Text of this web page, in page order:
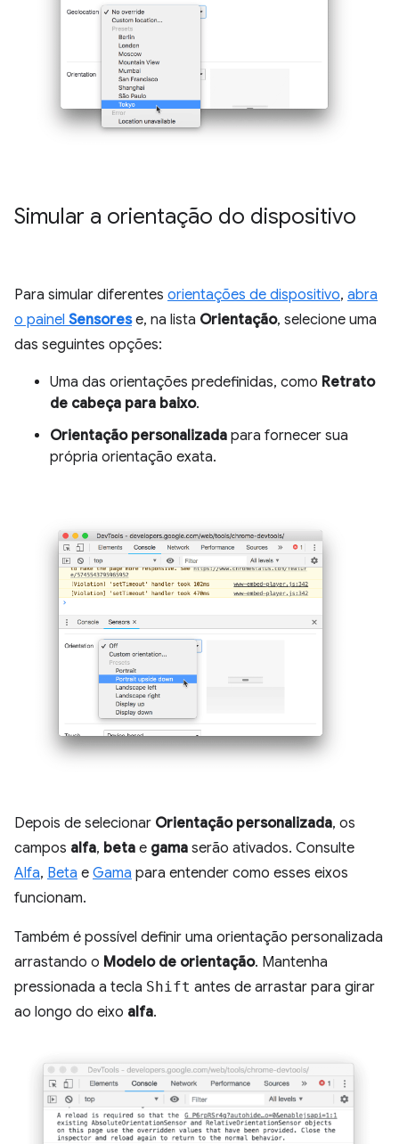
Simular a orientação do dispositivo
Para simular diferentes orientações de dispositivo, abra
o painel Sensorese, na lista Orientação, selecione uma
das seguintes opções:
Uma das orientações predefinidas, como Retrato
de cabeça para baixo.
Orientação personalizada para fornecer sua
própria orientação exata.
Depois de selecionar Orientação personalizada, os
campos alfa, beta e gama serão ativados. Consulte
Alfa, Beta e Gama para entender como esses eixos
funcionam.
Também é possível definir uma orientação personalizada
arrastando o Modelo de orientação. Mantenha
pressionada a tecla Shift antes de arrastar para girar
ao longo do eixo alfa.